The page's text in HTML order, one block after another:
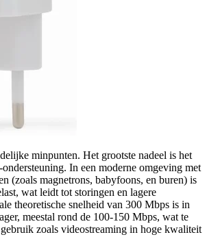
minpunten. Het grootste nadeel is het
In een moderne omgeving met
(zoals magnetrons, babyfoons, en buren) is
wat leidt tot storingen en lagere
theoretische snelheid van 300 Mbps is in
meestal rond de 100-150 Mbps, wat te
zoals videostreaming in hoge kwaliteit